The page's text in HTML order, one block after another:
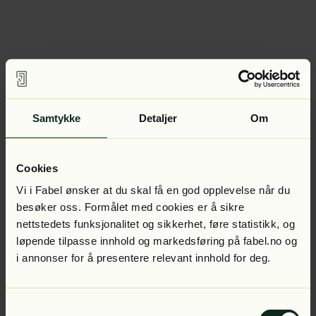
Samtykke Detaljer Om
Cookies
Vi i Fabel ønsker at du skal få en god opplevelse når du
besøker oss. Formålet med cookies er å sikre
nettstedets funksjonalitet og sikkerhet, føre statistikk, og
løpende tilpasse innhold og markedsføring på fabel.no og
i annonser for å presentere relevant innhold for deg.